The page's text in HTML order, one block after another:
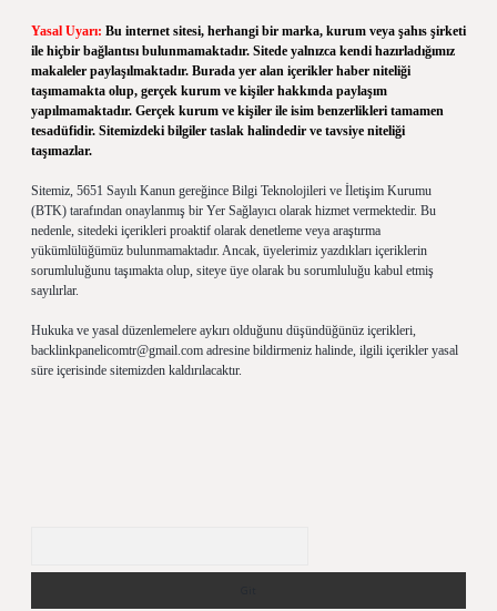
Yasal Uyarı: Bu internet sitesi, herhangi bir marka, kurum veya şahıs şirketi
ile hiçbir bağlantısı bulunmamaktadır. Sitede yalnızca kendi hazırladığımız
makaleler paylaşılmaktadır. Burada yer alan içerikler haber niteliği
taşımamakta olup, gerçek kurum ve kişiler hakkında paylaşım
yapılmamaktadır. Gerçek kurum ve kişiler ile isim benzerlikleri tamamen
tesadüfidir. Sitemizdeki bilgiler taslak halindedir ve tavsiye niteliği
taşımazlar.
Sitemiz, 5651 Sayılı Kanun gereğince Bilgi Teknolojileri ve İletişim Kurumu
(BTK) tarafından onaylanmış bir Yer Sağlayıcı olarak hizmet vermektedir. Bu
nedenle, sitedeki içerikleri proaktif olarak denetleme veya araştırma
yükümlülüğümüz bulunmamaktadır. Ancak, üyelerimiz yazdıkları içeriklerin
sorumluluğunu taşımakta olup, siteye üye olarak bu sorumluluğu kabul etmiş
sayılırlar.
Hukuka ve yasal düzenlemelere aykırı olduğunu düşündüğünüz içerikleri,
backlinkpanelicomtr@gmail.com adresine bildirmeniz halinde, ilgili içerikler yasal
süre içerisinde sitemizden kaldırılacaktır.